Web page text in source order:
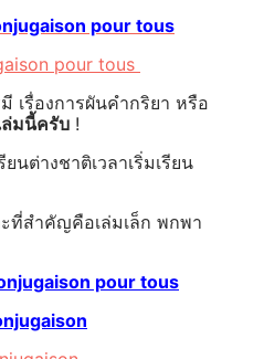
pour tous
เรื่องการผันคำกริยา หรือ
ล่มนี้ครับ !
ยนต่างชาติเวลาเริ่มเรียน
ที่สำคัญคือเล่มเล็ก พกพา
pour tous